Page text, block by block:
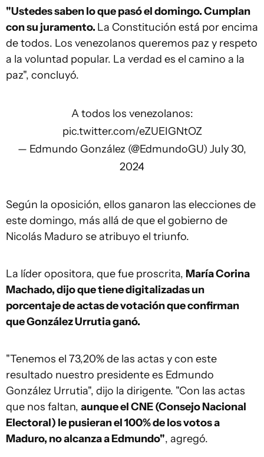
"Ustedes saben lo que pasó el domingo. Cumplan
con su juramento. La Constitución está por encima
de todos. Los venezolanos queremos paz y respeto
a la voluntad popular. La verdad es el camino a la
paz", concluyó.
A todos los venezolanos:
pic.twitter.com/eZUEIGNtOZ
— Edmundo González (@EdmundoGU) July 30,
2024
Según la oposición, ellos ganaron las elecciones de
este domingo, más allá de que el gobierno de
Nicolás Maduro se atribuyo el triunfo.
La líder opositora, que fue proscrita, María Corina
Machado, dijo que tiene digitalizadas un
porcentaje de actas de votación que confirman
que González Urrutia ganó.
"Tenemos el 73,20% de las actas y con este
resultado nuestro presidente es Edmundo
González Urrutia", dijo la dirigente. "Con las actas
que nos faltan, aunque el CNE (Consejo Nacional
Electoral) le pusieran el 100% de los votos a
Maduro, no alcanza a Edmundo", agregó.